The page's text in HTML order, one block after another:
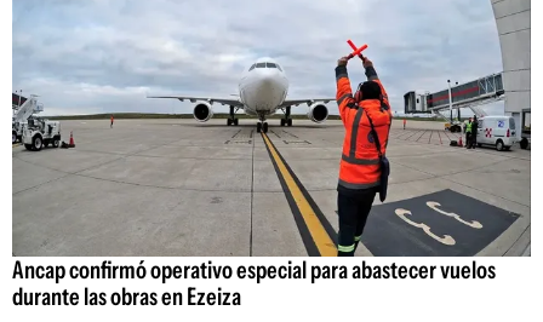
Ancap confirmó operativo especial para abastecer vuelos
durante las obras en Ezeiza